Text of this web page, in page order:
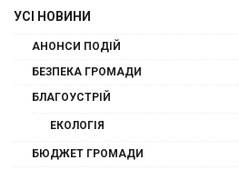
УСІ НОВИНИ
АНОНСИ ПОДІЙ
БЕЗПЕКА ГРОМАДИ
БЛАГОУСТРІЙ
ЕКОЛОГІЯ
БЮДЖЕТ ГРОМАДИ